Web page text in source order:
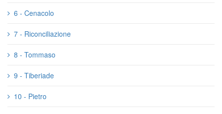
6 - Cenacolo
7 - Riconciliazione
8 - Tommaso
9 - Tiberiade
10 - Pietro